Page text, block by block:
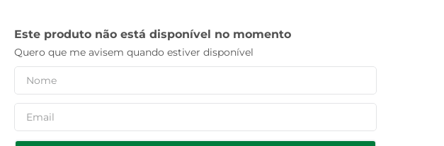
Este produto não está disponível no momento
Quero que me avisem quando estiver disponível